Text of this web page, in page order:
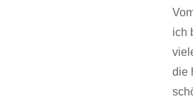
ich
die